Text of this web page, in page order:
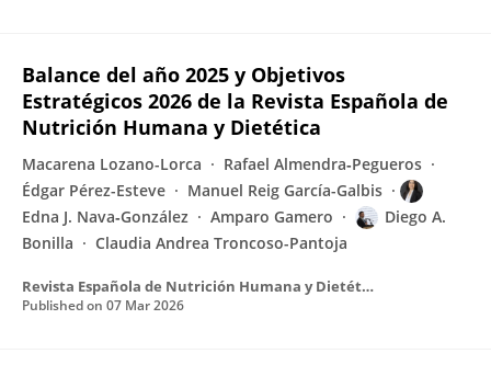
Balance del año 2025 y Objetivos
Estratégicos 2026 de la Revista Española de
Nutrición Humana y Dietética
Macarena Lozano-Lorca
Rafael Almendra‐Pegueros
Édgar Pérez-Esteve
Manuel Reig García-Galbis
Edna J. Nava‐González
Amparo Gamero
Diego A.
Bonilla
Claudia Andrea Troncoso-Pantoja
Revista Española de Nutrición Humana y Dietética
Published on 07 Mar 2026